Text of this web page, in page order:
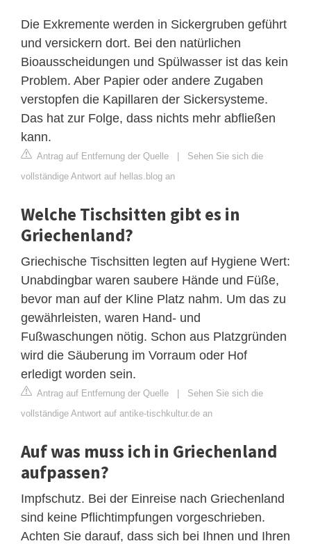
Die Exkremente werden in Sickergruben geführt
und versickern dort. Bei den natürlichen
Bioausscheidungen und Spülwasser ist das kein
Problem. Aber Papier oder andere Zugaben
verstopfen die Kapillaren der Sickersysteme.
Das hat zur Folge, dass nichts mehr abfließen
kann.
Antrag auf Entfernung der Quelle | Sehen Sie sich die
vollständige Antwort auf hellas.blog an
Welche Tischsitten gibt es in
Griechenland?
Griechische Tischsitten legten auf Hygiene Wert:
Unabdingbar waren saubere Hände und Füße,
bevor man auf der Kline Platz nahm. Um das zu
gewährleisten, waren Hand- und
Fußwaschungen nötig. Schon aus Platzgründen
wird die Säuberung im Vorraum oder Hof
erledigt worden sein.
Antrag auf Entfernung der Quelle | Sehen Sie sich die
vollständige Antwort auf antike-tischkultur.de an
Auf was muss ich in Griechenland
aufpassen?
Impfschutz. Bei der Einreise nach Griechenland
sind keine Pflichtimpfungen vorgeschrieben.
Achten Sie darauf, dass sich bei Ihnen und Ihren